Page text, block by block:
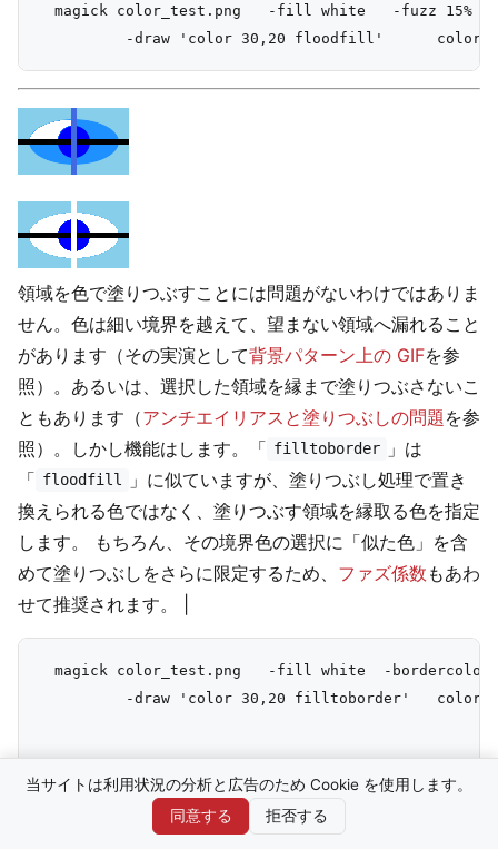
magick color_test.png   -fill white   -fuzz 15%
領域を色で塗りつぶすことには問題がないわけではありま
せん。色は細い境界を越えて、望まない領域へ漏れること
があります（その実演として背景パターン上の GIFを参
照）。あるいは、選択した領域を縁まで塗りつぶさないこ
ともあります（アンチエイリアスと塗りつぶしの問題 を参
照）。しかし機能はします。「 filltoborder
」は
「 floodfill
」に似ていますが、塗りつぶし処理で置き
換えられる色ではなく、塗りつぶす領域を縁取る色を指定
します。 もちろん、その境界色の選択に「似た色」を含
めて塗りつぶしをさらに限定するため、 ファズ係数 もあわ
せて推奨されます。 |
magick color_test.png   -fill white  -bordercolor
-draw 'color 30,20 filltoborder'
magick color_test.png   -fill white  -bordercolor
-draw 'color 30,20 filltoborder'
当サイトは利用状況の分析と広告のため Cookie を使用します。
同意する 拒否する